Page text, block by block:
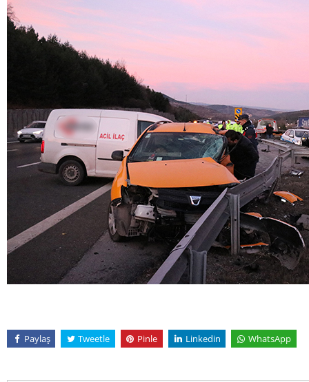
Paylaş Tweetle Pinle Linkedin WhatsApp